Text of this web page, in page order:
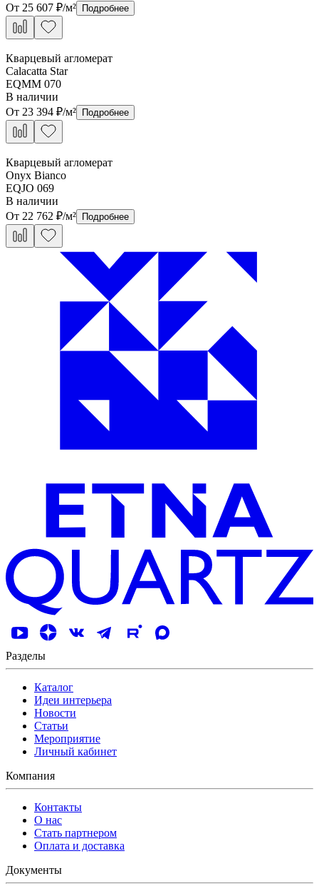
От 25 607 ₽/м² Подробнее
Кварцевый агломерат
Calacatta Star
EQMM 070
В наличии
От 23 394 ₽/м² Подробнее
Кварцевый агломерат
Onyx Bianco
EQJO 069
В наличии
От 22 762 ₽/м² Подробнее
Разделы
Каталог
Идеи интерьера
Новости
Статьи
Мероприятие
Личный кабинет
Компания
Контакты
О нас
Стать партнером
Оплата и доставка
Документы